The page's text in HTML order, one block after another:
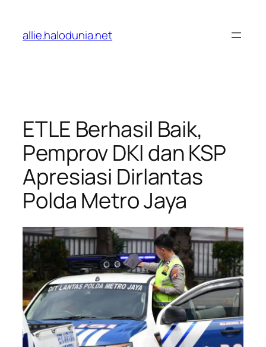
konten
allie.halodunia.net
ETLE Berhasil Baik,
Pemprov DKI dan KSP
Apresiasi Dirlantas
Polda Metro Jaya